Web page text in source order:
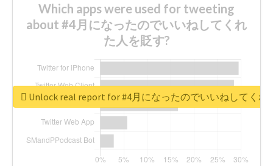
Which apps were used for tweeting
about #4月になったのでいいねしてくれ
た人を貶す?
Unlock real report for #4月になったのでいいねしてくれ